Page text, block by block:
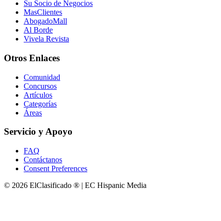
Su Socio de Negocios
MasClientes
AbogadoMall
Al Borde
Vivela Revista
Otros Enlaces
Comunidad
Concursos
Artículos
Categorías
Áreas
Servicio y Apoyo
FAQ
Contáctanos
Consent Preferences
© 2026 ElClasificado ® | EC Hispanic Media